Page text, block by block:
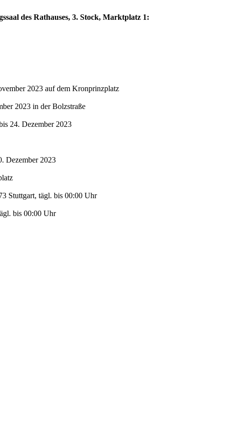
des Rathauses, 3. Stock, Marktplatz 1:
2023 auf dem Kronprinzplatz
2023 in der Bolzstraße
24. Dezember 2023
Dezember 2023
Stuttgart, tägl. bis 00:00 Uhr
bis 00:00 Uhr